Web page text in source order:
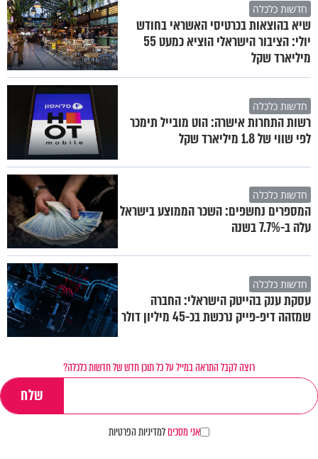
חדשות כלכלה
שיא בהוצאות בכרטיסי האשראי בחודש
יולי: הציבור הישראלי הוציא כמעט 55
מיליארד שקל
חדשות כלכלה
רשות התחרות אישרה: הוט מובייל תימכר
לפי שווי של 1.8 מיליארד שקל
חדשות כלכלה
המספרים נחשפים: השכר הממוצע בישראל
עלה ב-7.7% בשנה
חדשות כלכלה
עסקת ענק בהייטק הישראלי: החברה
שמזהה דיפ-פייק נרכשת בכ-45 מיליון דולר
רוצה לקבל התראה במייל על כל תוכן חדש של חדשות כלכלה?
אני מסכיםלמדיניות הפרטיות